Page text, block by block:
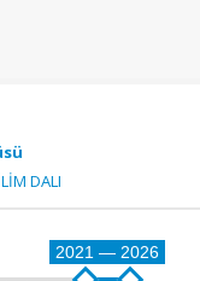
DALI
2021 — 2026